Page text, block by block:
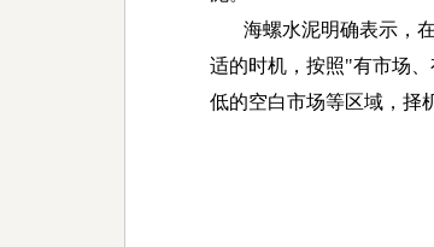
海螺水泥明确表示，在
适的时机，按照"有市场
低的空白市场等区域，择